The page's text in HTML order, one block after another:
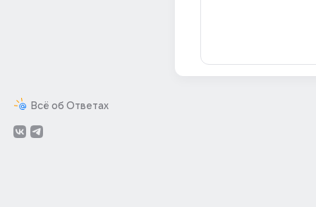
Всё об Ответах